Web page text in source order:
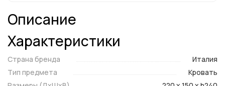
Описание
Характеристики
Страна бренда
Италия
Тип предмета
Кровать